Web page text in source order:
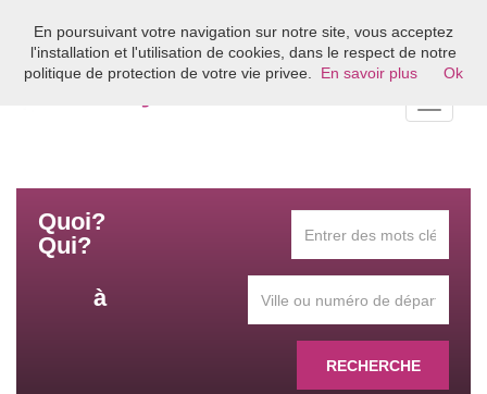
Bienvenue sur l'annuaire du coaching en France
Quoi?
Qui?
à
RECHERCHE
En poursuivant votre navigation sur notre site, vous acceptez
l'installation et l'utilisation de cookies, dans le respect de notre
politique de protection de votre vie privee.
En savoir plus Ok